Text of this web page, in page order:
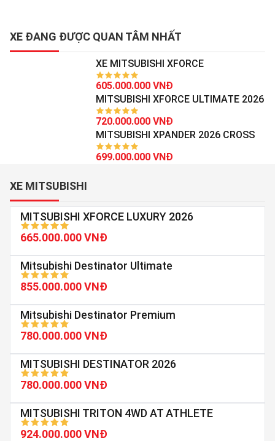
XE ĐANG ĐƯỢC QUAN TÂM NHẤT
XE MITSUBISHI XFORCE
605.000.000 VNĐ
MITSUBISHI XFORCE ULTIMATE 2026
720.000.000 VNĐ
MITSUBISHI XPANDER 2026 CROSS
699.000.000 VNĐ
XE MITSUBISHI
MITSUBISHI XFORCE LUXURY 2026
665.000.000 VNĐ
Mitsubishi Destinator Ultimate
855.000.000 VNĐ
Mitsubishi Destinator Premium
780.000.000 VNĐ
MITSUBISHI DESTINATOR 2026
780.000.000 VNĐ
MITSUBISHI TRITON 4WD AT ATHLETE
924.000.000 VNĐ